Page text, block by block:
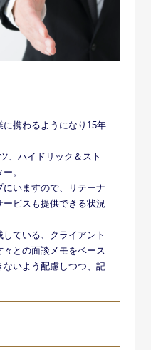
携わるようになり15年
、ハイドリック＆スト
。
いますので、リテーナ
ビスも提供できる状況
ている、クライアント
との面談メモをベース
いよう配慮しつつ、記